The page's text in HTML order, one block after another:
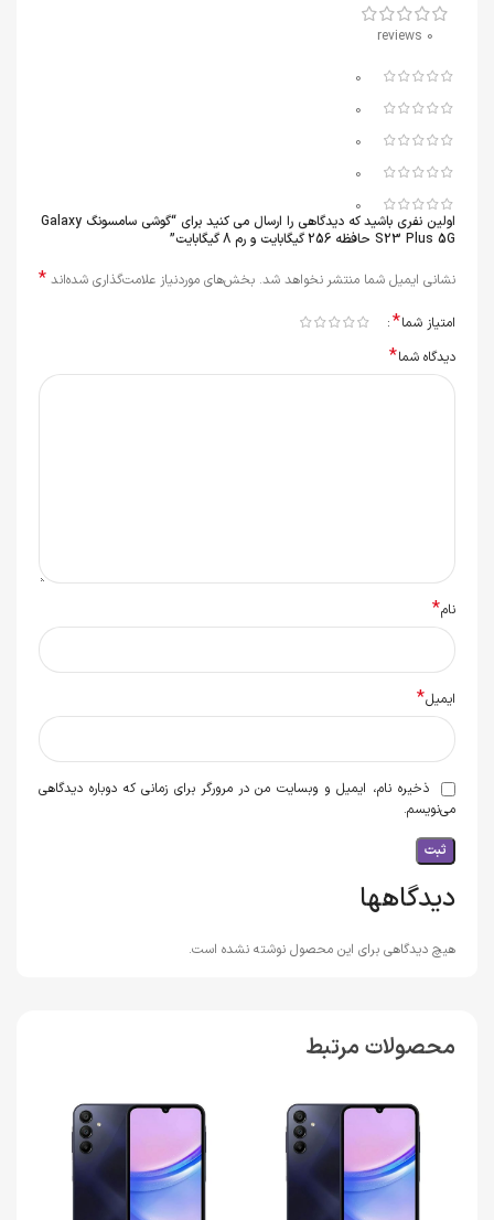
0 reviews
0
0
0
0
0
دیدگاهها
هیچ دیدگاهی برای این محصول نوشته نشده است.
اولین نفری باشید که دیدگاهی را ارسال می کنید برای “گوشی سامسونگ Galaxy
S23 Plus 5G حافظه 256 گیگابایت و رم 8 گیگابایت”
نشانی ایمیل شما منتشر نخواهد شد. بخش‌های موردنیاز علامت‌گذاری شده‌اند *
امتیاز شما*
دیدگاه شما*
نام*
ایمیل*
ذخیره نام، ایمیل و وبسایت من در مرورگر برای زمانی که دوباره دیدگاهی
می‌نویسم.
محصولات مرتبط